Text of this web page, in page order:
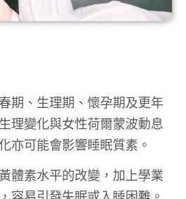
期、生理期、懷孕期及更年
理變化與女性荷爾蒙波動息
亦可能會影響睡眠質素。
體素水平的改變，加上學業